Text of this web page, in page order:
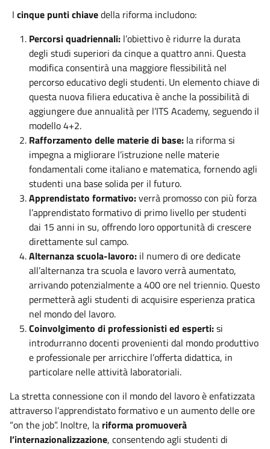
I cinque punti chiavedella riforma includono:
Percorsi quadriennali: l’obiettivo è ridurre la durata
degli studi superiori da cinque a quattro anni. Questa
modifica consentirà una maggiore flessibilità nel
percorso educativo degli studenti. Un elemento chiave di
questa nuova filiera educativa è anche la possibilità di
aggiungere due annualità per l’ITS Academy, seguendo il
modello 4+2.
Rafforzamento delle materie di base: la riforma si
impegna a migliorare l’istruzione nelle materie
fondamentali come italiano e matematica, fornendo agli
studenti una base solida per il futuro.
Apprendistato formativo:verrà promosso con più forza
l’apprendistato formativo di primo livello per studenti
dai 15 anni in su, offrendo loro opportunità di crescere
direttamente sul campo.
Alternanza scuola-lavoro: il numero di ore dedicate
all’alternanza tra scuola e lavoro verrà aumentato,
arrivando potenzialmente a 400 ore nel triennio. Questo
permetterà agli studenti di acquisire esperienza pratica
nel mondo del lavoro.
Coinvolgimento di professionisti ed esperti:si
introdurranno docenti provenienti dal mondo produttivo
e professionale per arricchire l’offerta didattica, in
particolare nelle attività laboratoriali.
La stretta connessione con il mondo del lavoro è enfatizzata
attraverso l’apprendistato formativo e un aumento delle ore
“on the job”. Inoltre, la riforma promuoverà
l’internazionalizzazione, consentendo agli studenti di